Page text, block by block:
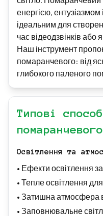
енергією,
ідеальним для
час відеодзвінків або
Наш інструмент
помаранчевого: від
глибокого паленого
Типові
Освітлення та
• Ефекти освітлення
• Тепле освітлення для
• Затишна атмосфера в
• Заповнювальне